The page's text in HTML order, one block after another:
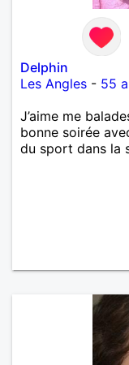
Delphin
Les Angles - 55
J’aime me
bonne soirée
du sport dans la